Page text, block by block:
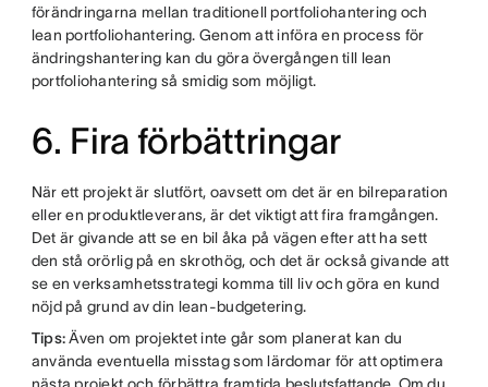
förändringarna mellan traditionell portfoliohantering och
lean portfoliohantering. Genom att införa en process för
ändringshantering kan du göra övergången till lean
portfoliohantering så smidig som möjligt.
6. Fira förbättringar
När ett projekt är slutfört, oavsett om det är en bilreparation
eller en produktleverans, är det viktigt att fira framgången.
Det är givande att se en bil åka på vägen efter att ha sett
den stå orörlig på en skrothög, och det är också givande att
se en verksamhetsstrategi komma till liv och göra en kund
nöjd på grund av din lean-budgetering.
Tips:Även om projektet inte går som planerat kan du
använda eventuella misstag som lärdomar för att optimera